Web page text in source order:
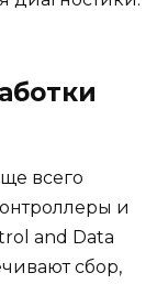
всего
и
and Data
сбор,